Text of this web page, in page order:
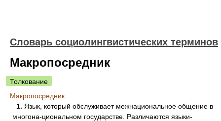
Словарь социолингвистических терминов
Макропосредник
Толкование
Макропосредник
1. Язык, который обслуживает межнациональное общение в
многона-циональном государстве. Различаются языки-